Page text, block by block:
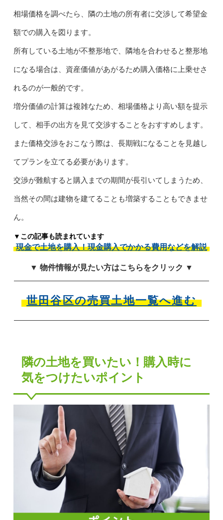
相場価格を調べたら、隣の土地の所有者に交渉して希望金
額での購入を図ります。
所有している土地が不整形地で、隣地を合わせると整形地
になる場合は、資産価値があがるため購入価格に上乗せさ
れるのが一般的です。
増分価値の計算は複雑なため、相場価格より高い額を提示
して、相手の出方を見て交渉することをおすすめします。
また価格交渉をおこなう際は、長期戦になることを見越し
てプランを立てる必要があります。
交渉が難航すると購入までの期間が長引いてしまうため、
当然その間は建物を建てることも増築することもできませ
ん。
▼この記事も読まれています
現金で土地を購入！現金購入でかかる費用などを解説
▼ 物件情報が見たい方はこちらをクリック ▼
世田谷区の売買土地一覧へ進む
隣の土地を買いたい！購入時に
気をつけたいポイント